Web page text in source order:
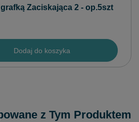
Zaciskająca 2 - op.5szt
Dodaj do koszyka
z Tym Produktem